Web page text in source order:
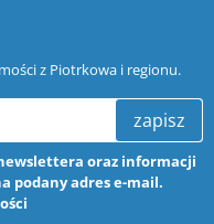
z Piotrkowa i regionu.
zapisz
oraz informacji
podany adres e-mail.